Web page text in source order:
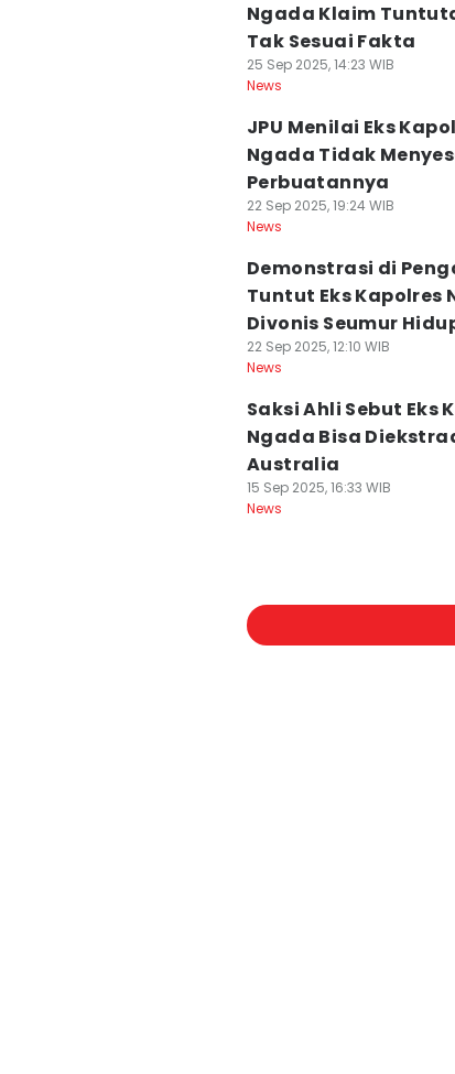
Ngada Klaim
Tak Sesuai Fakta
25 Sep 2025, 14:23 WIB
News
JPU Menilai Eks
Ngada Tidak
Perbuatannya
22 Sep 2025, 19:24 WIB
News
Demonstrasi di
Tuntut Eks Kapolres
Divonis Seumur
22 Sep 2025, 12:10 WIB
News
Saksi Ahli Sebut Eks
Ngada Bisa
Australia
15 Sep 2025, 16:33 WIB
News